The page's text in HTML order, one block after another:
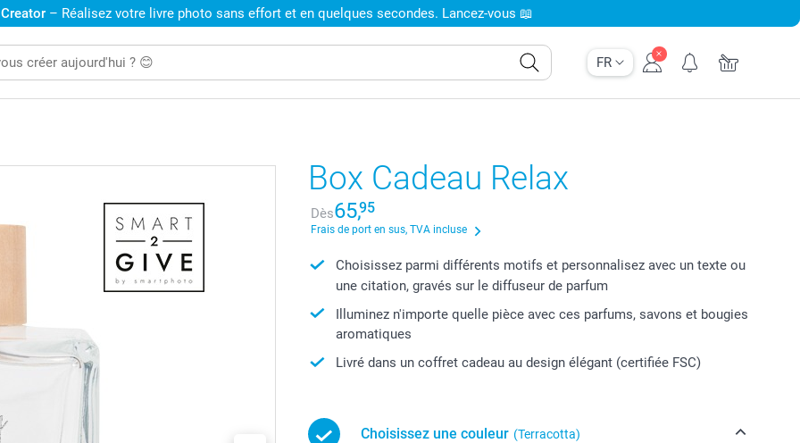
FR
– Réalisez votre livre photo sans effort et en quelques secondes. Lancez-vous 📖
Box Cadeau Relax
Dès65,95
Frais de port en sus, TVA incluse
Choisissez parmi différents motifs et personnalisez avec un texte ou
une citation, gravés sur le diffuseur de parfum
Illuminez n'importe quelle pièce avec ces parfums, savons et bougies
aromatiques
Livré dans un coffret cadeau au design élégant (certifiée FSC)
Choisissez une couleur (Terracotta)